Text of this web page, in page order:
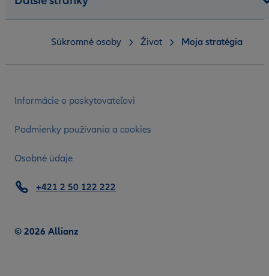
Informácie o poskytovateľovi
Podmienky používania a cookies
Osobné údaje
© 2026 Allianz
+421 2 50 122 222
Súkromné osoby Život Moja stratégia